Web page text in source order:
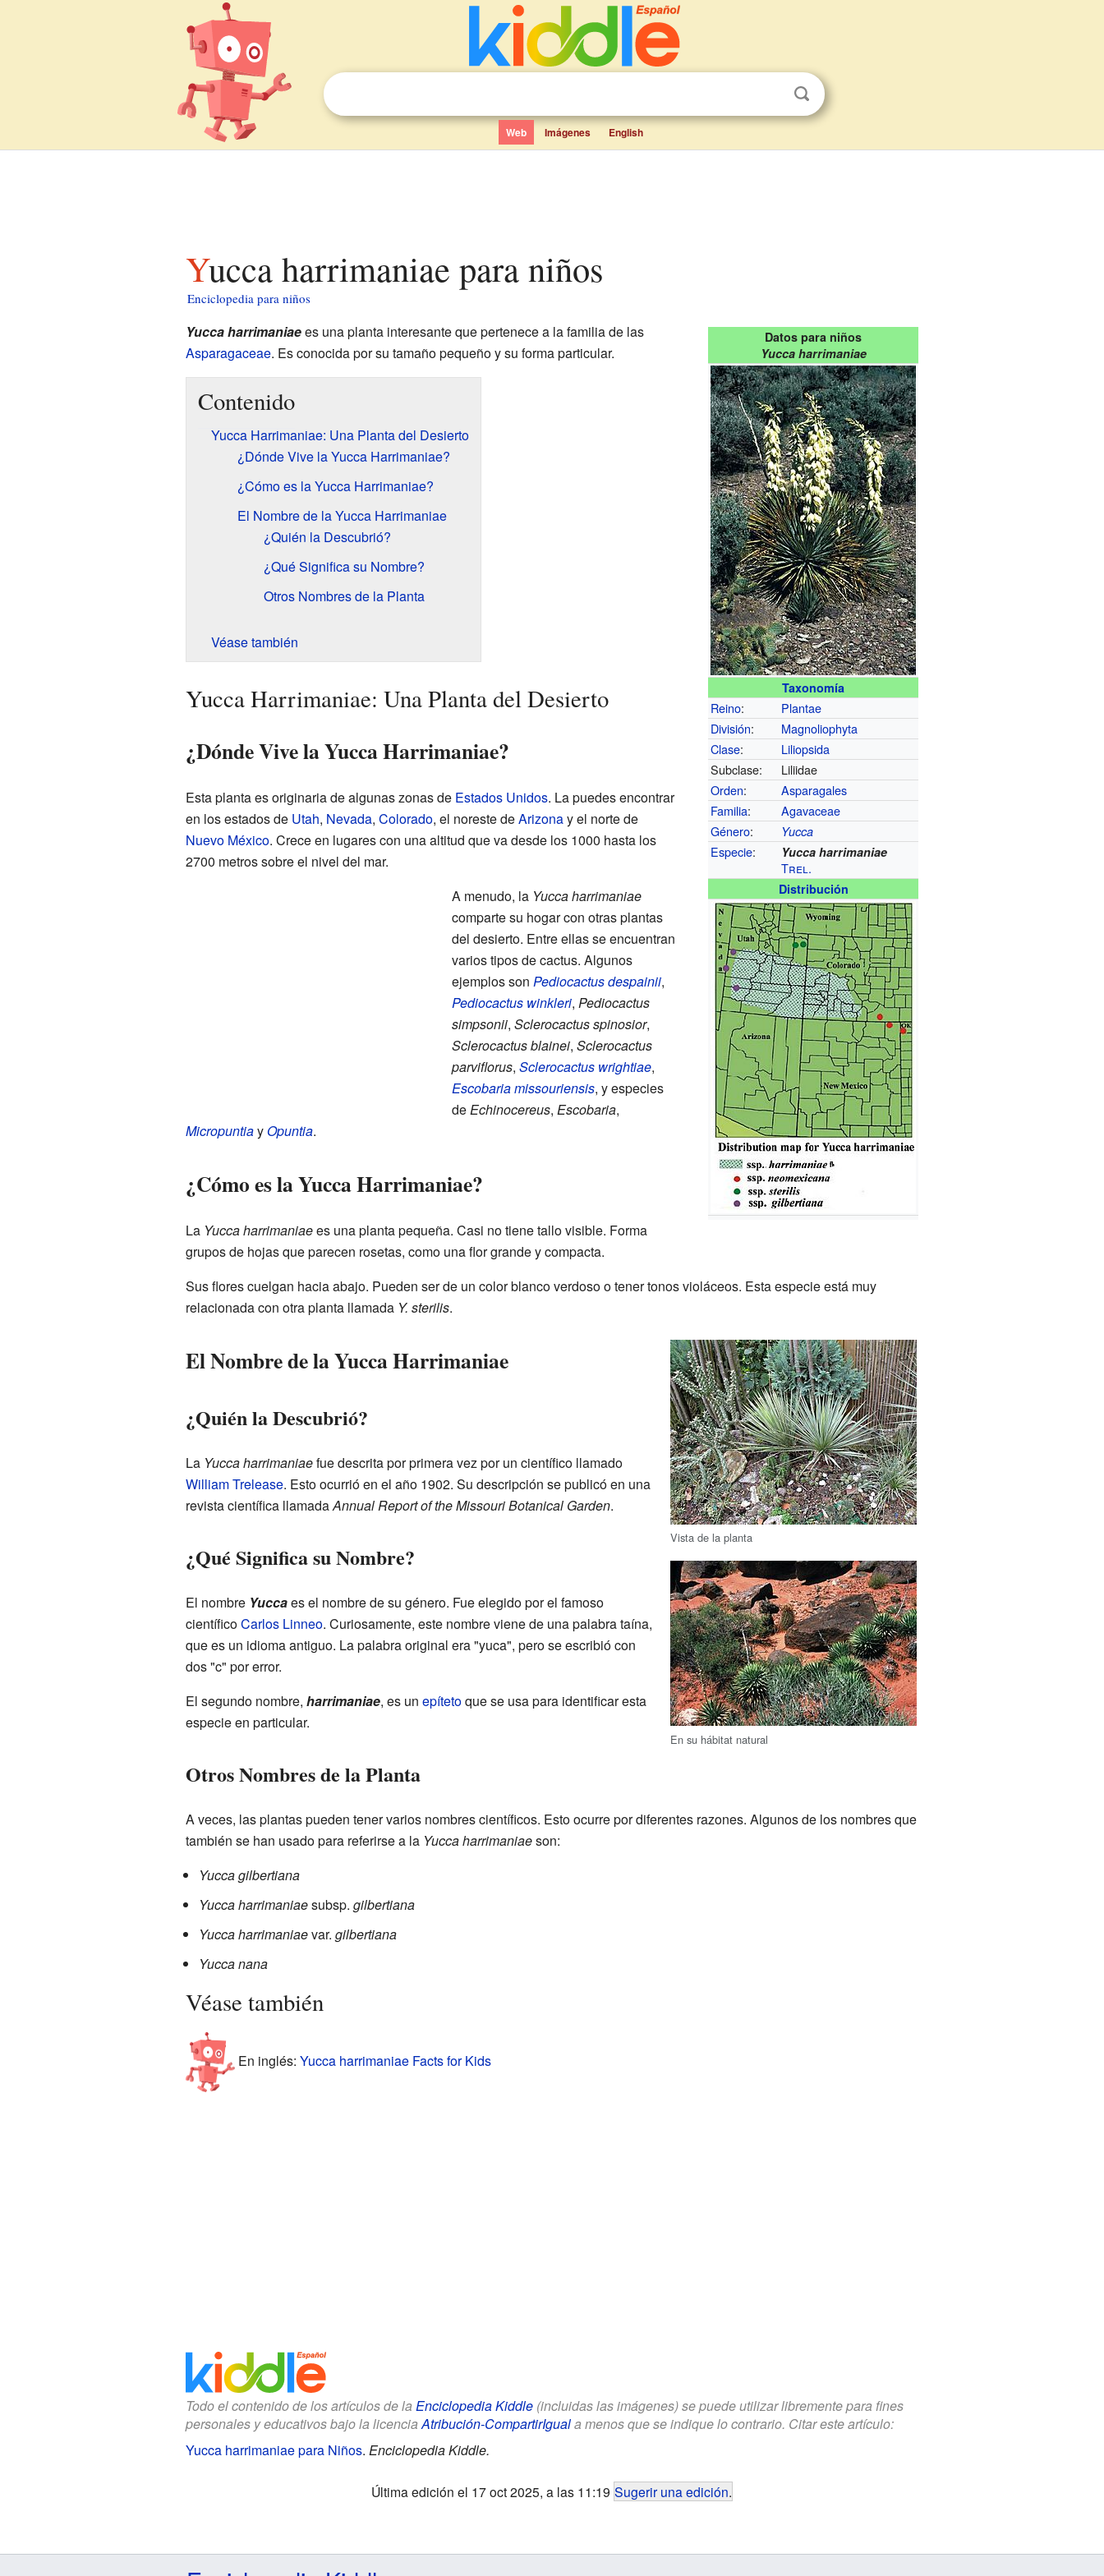
Web Imágenes English
Yucca harrimaniae para niños
Enciclopedia para niños
Datos para niños
Yucca harrimaniae
Taxonomía
Reino:
Plantae
División:
Magnoliophyta
Clase:
Liliopsida
Subclase:
Liliidae
Orden:
Asparagales
Familia:
Agavaceae
Género: Yucca
Especie: Yucca harrimaniae
Trel.
Distribución
Yucca harrimaniaees una planta interesante que pertenece a la familia de las
Asparagaceae. Es conocida por su tamaño pequeño y su forma particular.
Contenido
Yucca Harrimaniae: Una Planta del Desierto
¿Dónde Vive la Yucca Harrimaniae?
¿Cómo es la Yucca Harrimaniae?
El Nombre de la Yucca Harrimaniae
¿Quién la Descubrió?
¿Qué Significa su Nombre?
Otros Nombres de la Planta
Véase también
Yucca Harrimaniae: Una Planta del Desierto
¿Dónde Vive la Yucca Harrimaniae?
Esta planta es originaria de algunas zonas de Estados Unidos. La puedes encontrar
en los estados de Utah, Nevada, Colorado, el noreste deArizonay el norte de
Nuevo México. Crece en lugares con una altitud que va desde los 1000 hasta los
2700 metros sobre el nivel del mar.
A menudo, la Yucca harrimaniae
comparte su hogar con otras plantas
del desierto. Entre ellas se encuentran
varios tipos de cactus. Algunos
ejemplos son Pediocactus despainii,
Pediocactus winkleri, Pediocactus
simpsonii, Sclerocactus spinosior,
Sclerocactus blainei, Sclerocactus
parviflorus, Sclerocactus wrightiae,
Escobaria missouriensis, y especies
deEchinocereus, Escobaria,
MicropuntiayOpuntia.
¿Cómo es la Yucca Harrimaniae?
La Yucca harrimaniaees una planta pequeña. Casi no tiene tallo visible. Forma
grupos de hojas que parecen rosetas, como una flor grande y compacta.
Sus flores cuelgan hacia abajo. Pueden ser de un color blanco verdoso o tener tonos violáceos. Esta especie está muy
relacionada con otra planta llamada Y. sterilis.
Vista de la planta
En su hábitat natural
El Nombre de la Yucca Harrimaniae
¿Quién la Descubrió?
La Yucca harrimaniaefue descrita por primera vez por un científico llamado
William Trelease. Esto ocurrió en el año 1902. Su descripción se publicó en una
revista científica llamadaAnnual Report of the Missouri Botanical Garden.
¿Qué Significa su Nombre?
El nombre Yuccaes el nombre de su género. Fue elegido por el famoso
científicoCarlos Linneo. Curiosamente, este nombre viene de una palabra taína,
que es un idioma antiguo. La palabra original era "yuca", pero se escribió con
dos "c" por error.
El segundo nombre, harrimaniae, es un epítetoque se usa para identificar esta
especie en particular.
Otros Nombres de la Planta
A veces, las plantas pueden tener varios nombres científicos. Esto ocurre por diferentes razones. Algunos de los nombres que
también se han usado para referirse a la Yucca harrimaniaeson:
Yucca gilbertiana
Yucca harrimaniaesubsp. gilbertiana
Yucca harrimaniaevar. gilbertiana
Yucca nana
Véase también
En inglés: Yucca harrimaniae Facts for Kids
Todo el contenido de los artículos de la Enciclopedia Kiddle(incluidas las imágenes) se puede utilizar libremente para fines
personales y educativos bajo la licenciaAtribución-CompartirIguala menos que se indique lo contrario. Citar este artículo:
Yucca harrimaniae para Niños. Enciclopedia Kiddle.
Última edición el 17 oct 2025, a las 11:19 Sugerir una edición.